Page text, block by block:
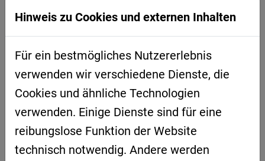
und Experten wurde deutlich, dass mehrere
parallel weiterentwickelt werden. Ein
zentraler Trend ist die Verzahnung von
Höchstleistungsrechnen. Künftig sollen
Quantenrechner gezielt für besonders
Hinweis zu Cookies und externen Inhalten
Für ein bestmögliches Nutzererlebnis
verwenden wir verschiedene Dienste, die
Cookies und ähnliche Technologien
verwenden. Einige Dienste sind für eine
reibungslose Funktion der Website
technisch notwendig. Andere werden